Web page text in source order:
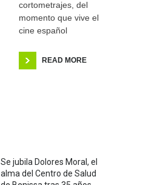
cortometrajes, del
momento que vive el
cine español
READ MORE
Se jubila Dolores Moral, el
alma del Centro de Salud